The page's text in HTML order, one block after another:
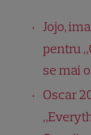
Jojo,
pentru
se mai
Oscar